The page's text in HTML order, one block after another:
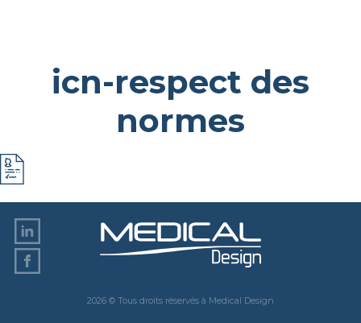
icn-respect des
normes
2026 © Tous droits réservés à Medical Design